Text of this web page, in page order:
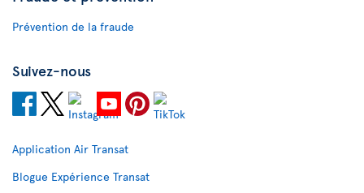
Prévention de la fraude
Suivez-nous
Application Air Transat
Blogue Expérience Transat